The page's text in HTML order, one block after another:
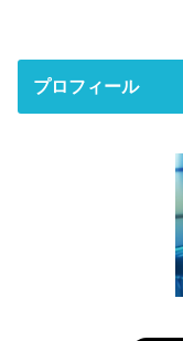
プロフィール